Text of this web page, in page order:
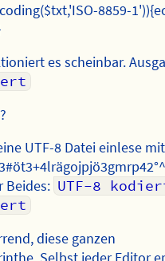
8859-
es scheinbar.
UTF-8 Datei einlese
Beides: UTF-8
diese ganzen